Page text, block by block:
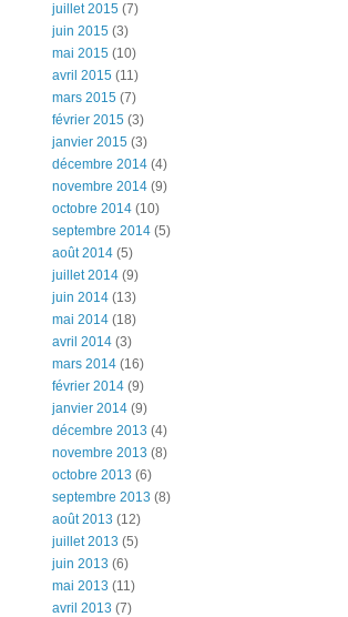
juillet 2015 (7)
juin 2015 (3)
mai 2015 (10)
avril 2015 (11)
mars 2015 (7)
février 2015 (3)
janvier 2015 (3)
décembre 2014 (4)
novembre 2014 (9)
octobre 2014 (10)
septembre 2014 (5)
août 2014 (5)
juillet 2014 (9)
juin 2014 (13)
mai 2014 (18)
avril 2014 (3)
mars 2014 (16)
février 2014 (9)
janvier 2014 (9)
décembre 2013 (4)
novembre 2013 (8)
octobre 2013 (6)
septembre 2013 (8)
août 2013 (12)
juillet 2013 (5)
juin 2013 (6)
mai 2013 (11)
avril 2013 (7)